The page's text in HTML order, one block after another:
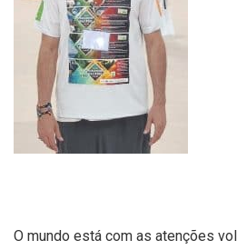
O mundo está com as atenções